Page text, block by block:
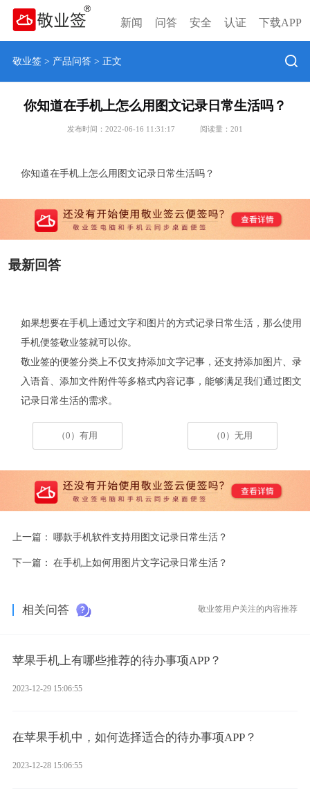
新闻 问答 安全 认证 下载APP
敬业签> 产品问答> 正文
你知道在手机上怎么用图文记录日常生活吗？
发布时间：2022-06-16 11:31:17 阅读量： 201
你知道在手机上怎么用图文记录日常生活吗？
最新回答
如果想要在手机上通过文字和图片的方式记录日常生活，那么使用
手机便签敬业签就可以你。
敬业签的便签分类上不仅支持添加文字记事，还支持添加图片、录
入语音、添加文件附件等多格式内容记事，能够满足我们通过图文
记录日常生活的需求。
（0）有用 （0）无用
上一篇： 哪款手机软件支持用图文记录日常生活？
下一篇： 在手机上如何用图片文字记录日常生活？
相关问答 敬业签用户关注的内容推荐
苹果手机上有哪些推荐的待办事项APP？
2023-12-29 15:06:55
在苹果手机中，如何选择适合的待办事项APP？
2023-12-28 15:06:55